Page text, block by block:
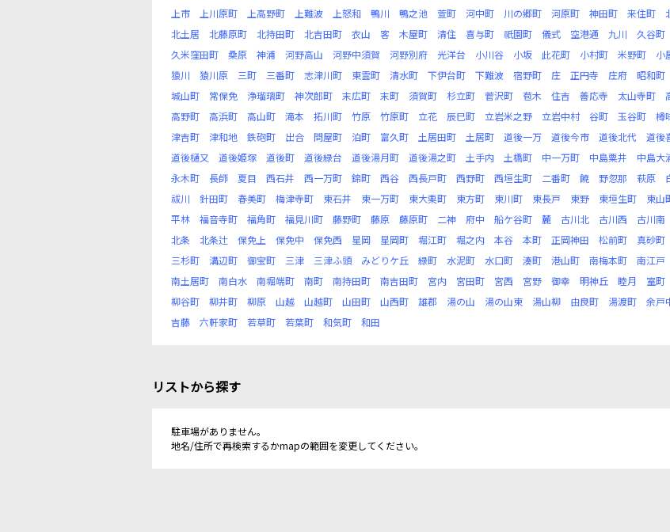
上市
上川原町 上高野町 上難波 上怒和 鴨川 鴨之池 萱町 河中町 川の郷町 河原町 神田町 来住町
北土居
北藤原町 北持田町 北吉田町 衣山 客 木屋町 清住 喜与町 祇園町 儀式 空港通 九川 久谷町
久米窪田町
桑原 神浦 河野高山 河野中須賀 河野別府 光洋台 小川谷 小坂 此花町 小村町 米野町 小
猿川
猿川原 三町 三番町 志津川町 東雲町 清水町 下伊台町 下難波 宿野町 庄 正円寺 庄府 昭和町
城山町
常保免 浄瑠璃町 神次郎町 末広町 末町 須賀町 杉立町 菅沢町 苞木 住吉 善応寺 太山寺町
高野町
高浜町 高山町 滝本 拓川町 竹原 竹原町 立花 辰巳町 立岩米之野 立岩中村 谷町 玉谷町 樽
津吉町
津和地 鉄砲町 出合 問屋町 泊町 富久町 土居田町 土居町 道後一万 道後今市 道後北代 道後
道後樋又
道後姫塚 道後町 道後緑台 道後湯月町 道後湯之町 土手内 土橋町 中一万町 中島粟井 中島大
永木町
長師 夏目 西石井 西一万町 錦町 西谷 西長戸町 西野町 西垣生町 二番町 饒 野忽那 萩原
祓川
針田町 春美町 梅津寺町 東石井 東一万町 東大栗町 東方町 東川町 東長戸 東野 東垣生町 東山
平林
福音寺町 福角町 福見川町 藤野町 藤原 藤原町 二神 府中 船ケ谷町 麓 古川北 古川西 古川南
北条
北条辻 保免上 保免中 保免西 星岡 星岡町 堀江町 堀之内 本谷 本町 正岡神田 松前町 真砂町
三杉町
溝辺町 御宝町 三津 三津ふ頭 みどりケ丘 緑町 水泥町 水口町 湊町 港山町 南梅本町 南江戸
南土居町
南白水 南堀端町 南町 南持田町 南吉田町 宮内 宮田町 宮西 宮野 御幸 明神丘 睦月 室町
柳谷町
柳井町 柳原 山越 山越町 山田町 山西町 雄郡 湯の山 湯の山東 湯山柳 由良町 湯渡町 余戸
吉藤
六軒家町 若草町 若葉町 和気町 和田
リストから探す
駐車場がありません。
地名/住所で再検索するかmapの範囲を変更してください。